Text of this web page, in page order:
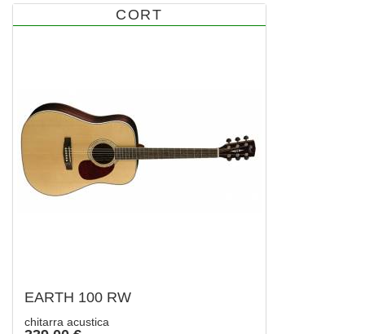
CORT
EARTH 100 RW
chitarra acustica